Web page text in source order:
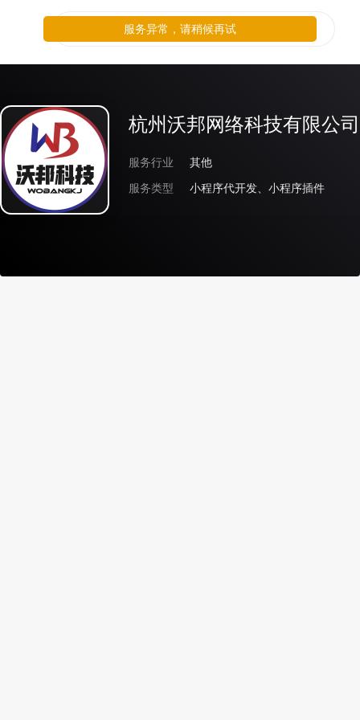
杭州沃邦网络科技有限公司
服务行业
其他
服务类型
小程序代开发、小程序插件
服务异常，请稍候再试